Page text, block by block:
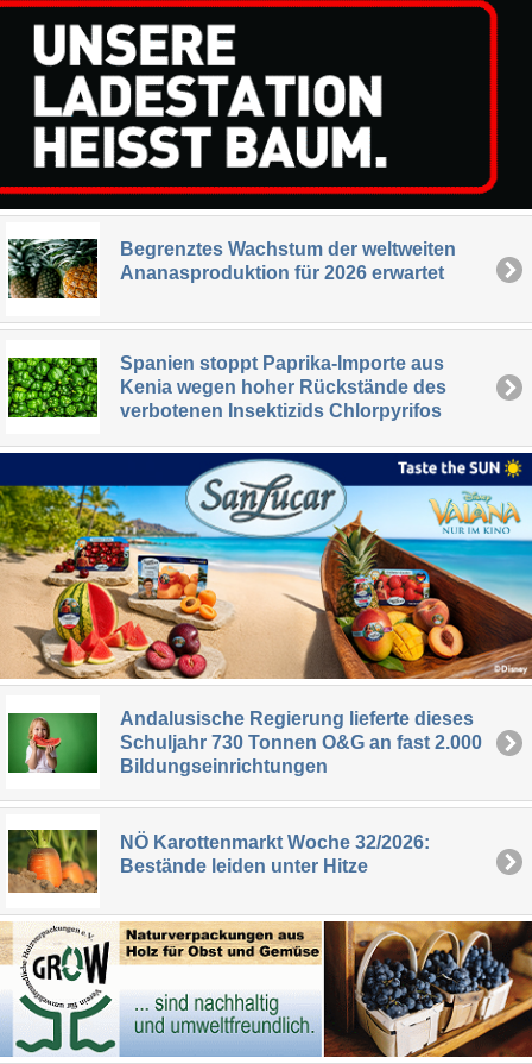
Begrenztes Wachstum der weltweiten
Ananasproduktion für 2026 erwartet
Spanien stoppt Paprika-Importe aus
Kenia wegen hoher Rückstände des
verbotenen Insektizids Chlorpyrifos
Andalusische Regierung lieferte dieses
Schuljahr 730 Tonnen O&G an fast 2.000
Bildungseinrichtungen
NÖ Karottenmarkt Woche 32/2026:
Bestände leiden unter Hitze